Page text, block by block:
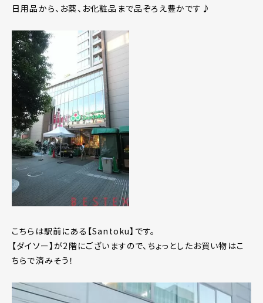
日用品から、お薬、お化粧品まで品ぞろえ豊かです♪
こちらは駅前にある【Santoku】です。
【ダイソー】が2階にございますので、ちょっとしたお買い物はこ
ちらで済みそう！